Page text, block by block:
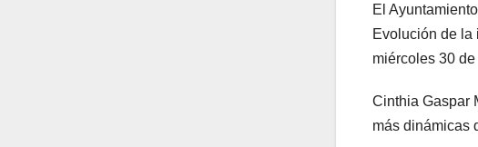
El
Evolución de la
miércoles 30
Cinthia Gaspar
más dinámicas